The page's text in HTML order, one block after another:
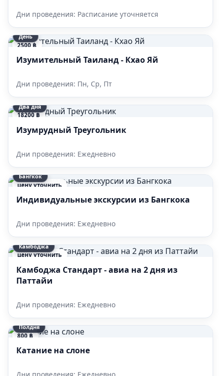
Дни проведения: Расписание уточняется
2500 ฿
День
Изумительный Таиланд - Кхао Яй
Дни проведения: Пн, Ср, Пт
18200 ฿
Два дня
Изумрудный Треугольник
Дни проведения: Ежедневно
цену уточнить
Бангкок
Индивидуальные экскурсии из Бангкока
Дни проведения: Ежедневно
цену уточнить
Камбоджа
Камбоджа Стандарт - авиа на 2 дня из
Паттайи
Дни проведения: Ежедневно
800 ฿
Полдня
Катание на слоне